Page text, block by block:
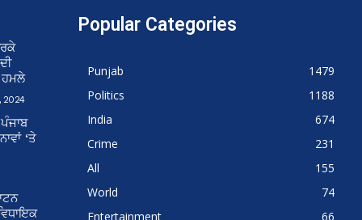
ਹਮਲੇ
2024
‘ਤੇ
Popular Categories
Punjab
1479
Politics
1188
India
674
Crime
231
All
155
World
74
Entertainment
66